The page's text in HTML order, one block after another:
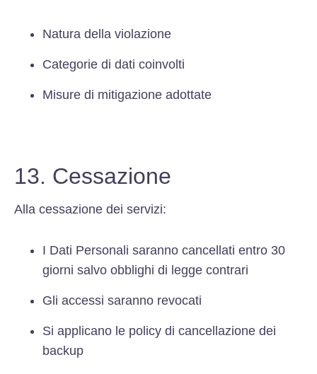
Natura della violazione
Categorie di dati coinvolti
Misure di mitigazione adottate
13. Cessazione
Alla cessazione dei servizi:
I Dati Personali saranno cancellati entro 30
giorni salvo obblighi di legge contrari
Gli accessi saranno revocati
Si applicano le policy di cancellazione dei
backup